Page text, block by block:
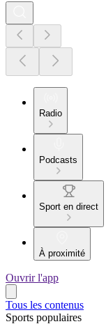
Radio
Podcasts
Sport en direct
À proximité
Ouvrir l'app
Tous les contenus
Sports populaires